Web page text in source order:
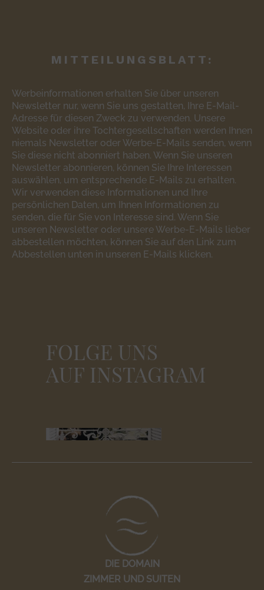
MITTEILUNGSBLATT:
Werbeinformationen erhalten Sie über unseren
Newsletter nur, wenn Sie uns gestatten, Ihre E-Mail-
Adresse für diesen Zweck zu verwenden. Unsere
Website oder ihre Tochtergesellschaften werden Ihnen
niemals Newsletter oder Werbe-E-Mails senden, wenn
Sie diese nicht abonniert haben. Wenn Sie unseren
Newsletter abonnieren, können Sie Ihre Interessen
auswählen, um entsprechende E-Mails zu erhalten.
Wir verwenden diese Informationen und Ihre
persönlichen Daten, um Ihnen Informationen zu
senden, die für Sie von Interesse sind. Wenn Sie
unseren Newsletter oder unsere Werbe-E-Mails lieber
abbestellen möchten, können Sie auf den Link zum
Abbestellen unten in unseren E-Mails klicken.
FOLGE UNS
AUF INSTAGRAM
DIE DOMAIN
ZIMMER UND SUITEN